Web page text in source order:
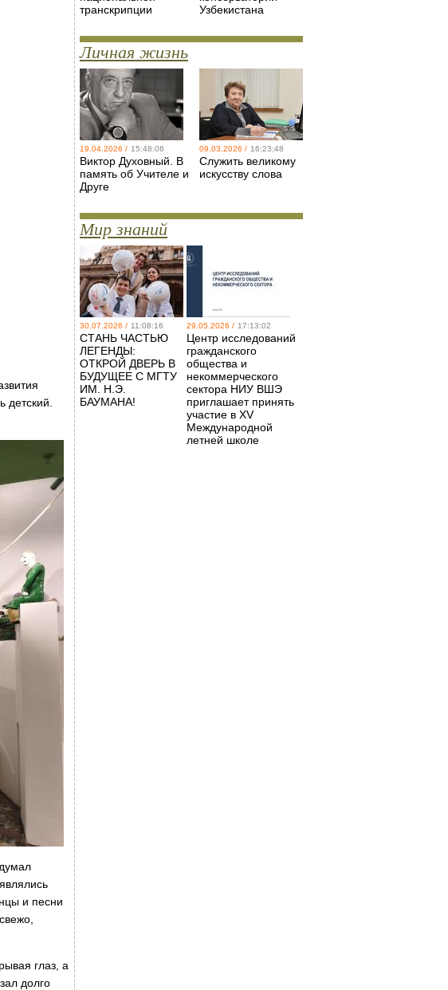
детский.
и песни
глаз, а
долго
транскрипции
Узбекистана
Личная жизнь
19.04.2026 / 15:48:06
Виктор Духовный. В
память об Учителе и
Друге
09.03.2026 / 16:23:48
Служить великому
искусству слова
Мир знаний
30.07.2026 / 11:08:16
СТАНЬ ЧАСТЬЮ
ЛЕГЕНДЫ:
ОТКРОЙ ДВЕРЬ В
БУДУЩЕЕ С МГТУ
ИМ. Н.Э.
БАУМАНА!
29.05.2026 / 17:13:02
Центр исследований
гражданского
общества и
некоммерческого
сектора НИУ ВШЭ
приглашает принять
участие в XV
Международной
летней школе